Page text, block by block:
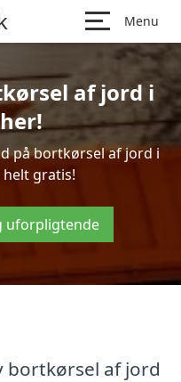
Menu
af jord i
på bortkørsel af jord i
helt gratis!
uforpligtende
bortkørsel af jord